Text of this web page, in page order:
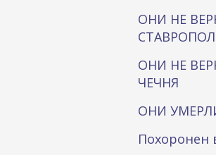
ОНИ НЕ
ОНИ НЕ
ЧЕЧНЯ
ОНИ
Похоронен